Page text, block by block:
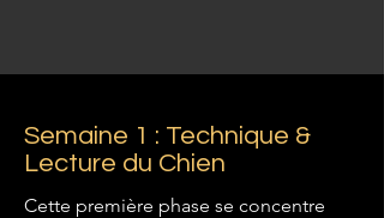
Semaine 1 : Technique &
Lecture du Chien
Cette première phase se concentre